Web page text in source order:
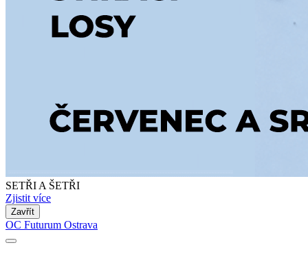
SETŘI A ŠETŘI
Zjistit více
Zavřít
OC Futurum Ostrava